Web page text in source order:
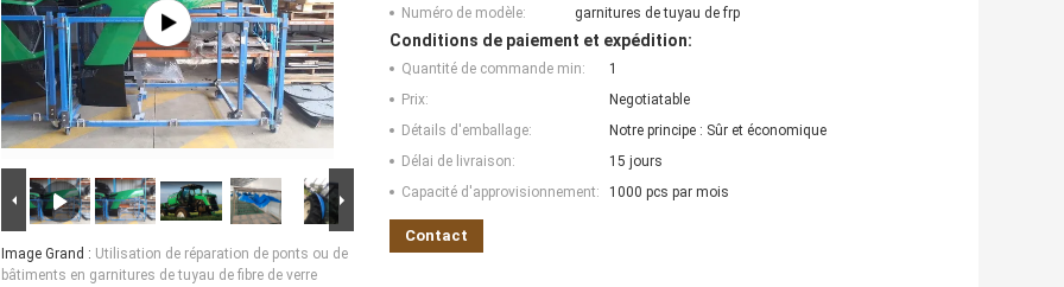
Image Grand : Utilisation de réparation de ponts ou de
bâtiments en garnitures de tuyau de fibre de verre
Numéro de modèle:
garnitures de tuyau de frp
Conditions de paiement et expédition:
Quantité de commande min:
1
Prix:
Negotiatable
Détails d'emballage:
Notre principe : Sûr et économique
Délai de livraison:
15 jours
Capacité d'approvisionnement:
1000 pcs par mois
Contact